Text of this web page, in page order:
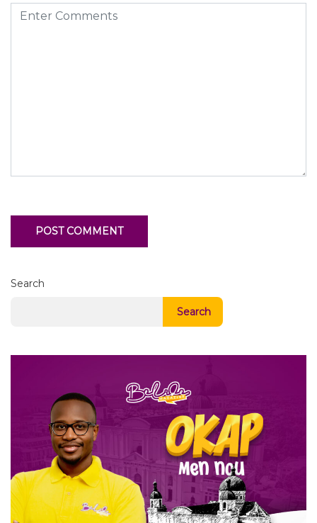
Search
Search